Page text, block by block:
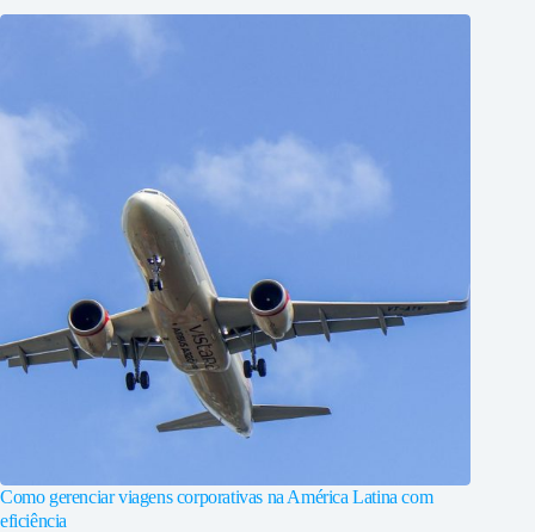
Como gerenciar viagens corporativas na América Latina com
eficiência